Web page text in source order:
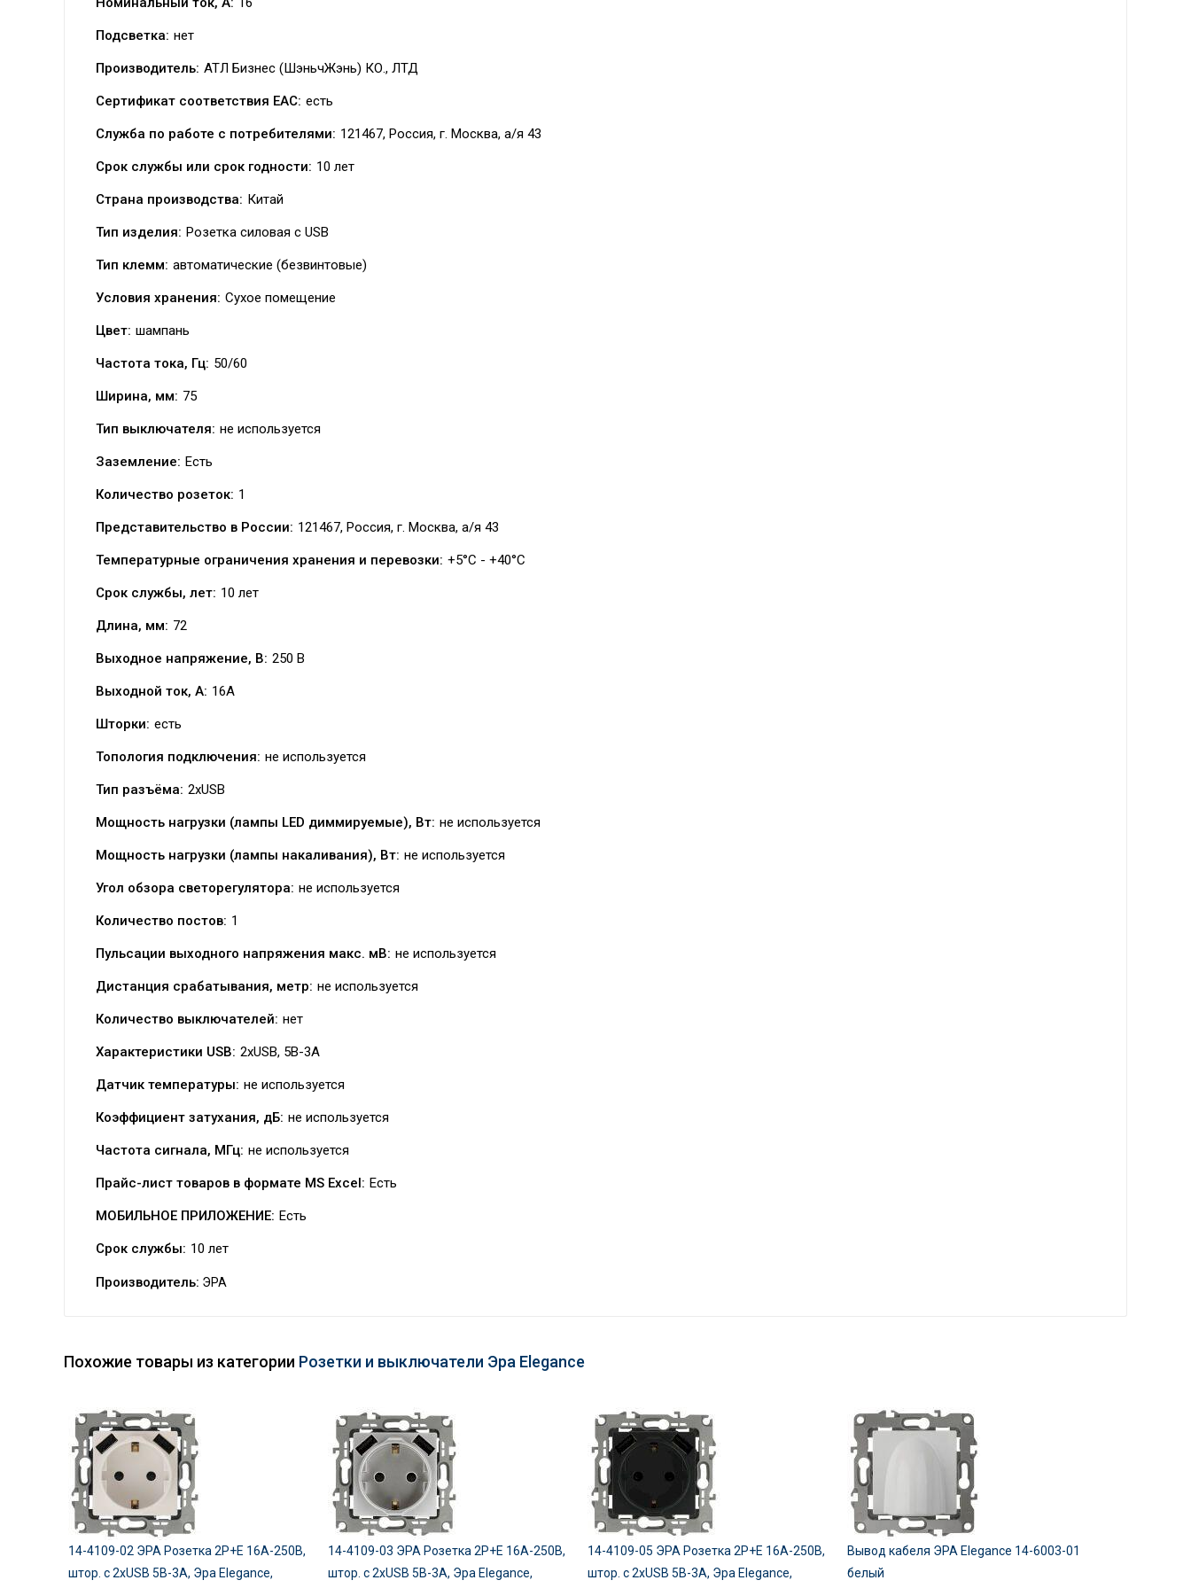
Подсветка: нет
Производитель: АТЛ Бизнес (ШэньчЖэнь) КО., ЛТД
Сертификат соответствия EAC: есть
Служба по работе с потребителями: 121467, Россия, г. Москва, а/я 43
Срок службы или срок годности: 10 лет
Страна производства: Китай
Тип изделия: Розетка силовая с USB
Тип клемм: автоматические (безвинтовые)
Условия хранения: Сухое помещение
Цвет: шампань
Частота тока, Гц: 50/60
Ширина, мм: 75
Тип выключателя: не используется
Заземление: Есть
Количество розеток: 1
Представительство в России: 121467, Россия, г. Москва, а/я 43
Температурные ограничения хранения и перевозки: +5°C - +40°C
Срок службы, лет: 10 лет
Длина, мм: 72
Выходное напряжение, В: 250 В
Выходной ток, А: 16А
Шторки: есть
Топология подключения: не используется
Тип разъёма: 2xUSB
Мощность нагрузки (лампы LED диммируемые), Вт: не используется
Мощность нагрузки (лампы накаливания), Вт: не используется
Угол обзора светорегулятора: не используется
Количество постов: 1
Пульсации выходного напряжения макс. мВ: не используется
Дистанция срабатывания, метр: не используется
Количество выключателей: нет
Характеристики USB: 2хUSB, 5В-3А
Датчик температуры: не используется
Коэффициент затухания, дБ: не используется
Частота сигнала, МГц: не используется
Прайс-лист товаров в формате MS Excel: Есть
МОБИЛЬНОЕ ПРИЛОЖЕНИЕ: Есть
Срок службы: 10 лет
Производитель: ЭРА
Похожие товары из категории Розетки и выключатели Эра Elegance
14-4109-02 ЭРА Розетка 2P+E 16A-250В,
штор. с 2xUSB 5В-3А, Эра Elegance,
14-4109-03 ЭРА Розетка 2P+E 16A-250В,
штор. с 2xUSB 5В-3А, Эра Elegance,
14-4109-05 ЭРА Розетка 2P+E 16A-250В,
штор. с 2xUSB 5В-3А, Эра Elegance,
Вывод кабеля ЭРА Elegance 14-6003-01
белый